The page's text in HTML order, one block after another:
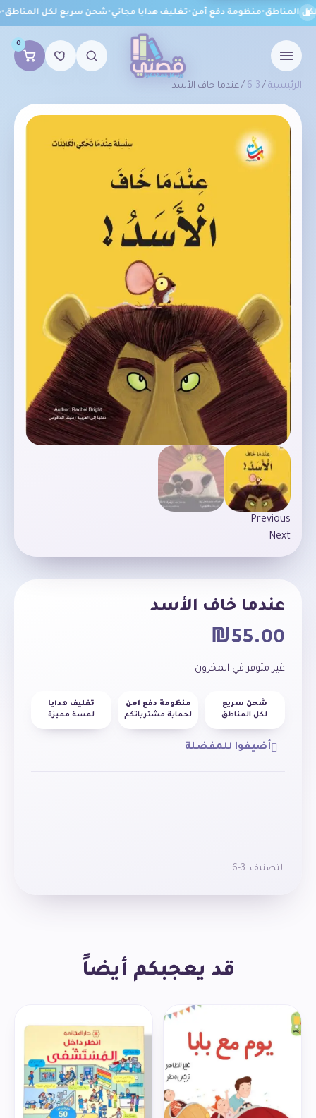
المناطق•منظومة دفع آمن•تغليف هدايا مجاني•شحن سريع لكل المناطق•
0
الرئيسية /
3-6 / عندما خاف الأسد
Previous
Next
عندما خاف الأسد
₪55.00
غير متوفر في المخزون
شحن سريع
لكل المناطق
منظومة دفع آمن
لحماية مشترياتكم
تغليف هدايا
لمسة مميزة
أضيفوا للمفضلة
التصنيف: 3-6
قد يعجبكم أيضاً